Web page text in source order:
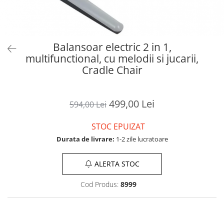
Balansoar electric 2 in 1,
multifunctional, cu melodii si jucarii,
Cradle Chair
594,00 Lei 499,00 Lei
STOC EPUIZAT
Durata de livrare: 1-2 zile lucratoare
ALERTA STOC
Cod Produs: 8999